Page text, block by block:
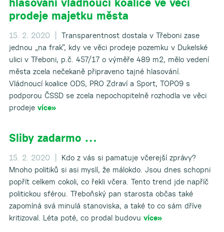
prodeje majetku města
15. 2. 2020 |
Transparentnost dostala v Třeboni zase
jednou „na frak“, kdy ve věci prodeje pozemku v Dukelské
ulici v Třeboni, p.č. 457/17 o výměře 489 m2, mělo vedení
města zcela nečekaně připraveno tajné hlasování.
Vládnoucí koalice ODS, PRO Zdraví a Sport, TOP09 s
podporou ČSSD se zcela nepochopitelně rozhodla ve věci
prodeje více»
Sliby zadarmo …
15. 2. 2020 |
Kdo z vás si pamatuje včerejší zprávy?
Mnoho politiků si asi myslí, že málokdo. Jsou dnes schopni
popřít celkem cokoli, co řekli včera. Tento trend jde napříč
politickou sférou. Třeboňský pan starosta občas také
zapomíná svá minulá stanoviska, a také to co sám dříve
kritizoval. Léta poté, co prodal budovu více»